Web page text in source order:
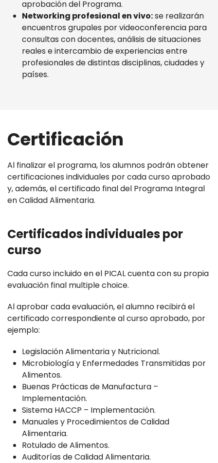
aprobación del Programa.
Networking profesional en vivo:se realizarán
encuentros grupales por videoconferencia para
consultas con docentes, análisis de situaciones
reales e intercambio de experiencias entre
profesionales de distintas disciplinas, ciudades y
países.
Certificación
Al finalizar el programa, los alumnos podrán obtener
certificaciones individuales por cada curso aprobado
y, además, el certificado final del Programa Integral
en Calidad Alimentaria.
Certificados individuales por
curso
Cada curso incluido en el PICAL cuenta con su propia
evaluación final multiple choice.
Al aprobar cada evaluación, el alumno recibirá el
certificado correspondiente al curso aprobado, por
ejemplo:
Legislación Alimentaria y Nutricional.
Microbiología y Enfermedades Transmitidas por
Alimentos.
Buenas Prácticas de Manufactura –
Implementación.
Sistema HACCP – Implementación.
Manuales y Procedimientos de Calidad
Alimentaria.
Rotulado de Alimentos.
Auditorías de Calidad Alimentaria.